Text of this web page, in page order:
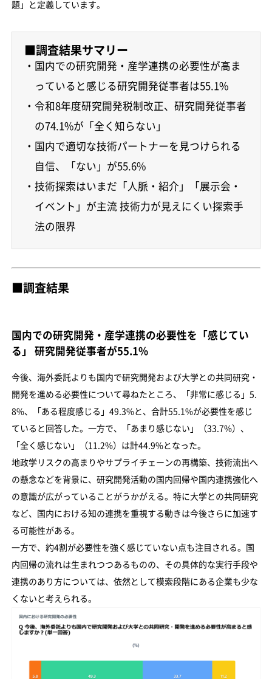
題」と定義しています。
■調査結果サマリー
・国内での研究開発・産学連携の必要性が高ま
っていると感じる研究開発従事者は55.1%
・令和8年度研究開発税制改正、研究開発従事者
の74.1%が「全く知らない」
・国内で適切な技術パートナーを見つけられる
自信、「ない」が55.6%
・技術探索はいまだ「人脈・紹介」「展示会・
イベント」が主流 技術力が見えにくい探索手
法の限界
■調査結果
国内での研究開発・産学連携の必要性を「感じてい
る」 研究開発従事者が55.1%
今後、海外委託よりも国内で研究開発および大学との共同研究・
開発を進める必要性について尋ねたところ、「非常に感じる」5.
8%、「ある程度感じる」49.3%と、合計55.1%が必要性を感じ
ていると回答した。一方で、「あまり感じない」（33.7%）、
「全く感じない」（11.2%）は計44.9%となった。
地政学リスクの高まりやサプライチェーンの再構築、技術流出へ
の懸念などを背景に、研究開発活動の国内回帰や国内連携強化へ
の意識が広がっていることがうかがえる。特に大学との共同研究
など、国内における知の連携を重視する動きは今後さらに加速す
る可能性がある。
一方で、約4割が必要性を強く感じていない点も注目される。国
内回帰の流れは生まれつつあるものの、その具体的な実行手段や
連携のあり方については、依然として模索段階にある企業も少な
くないと考えられる。